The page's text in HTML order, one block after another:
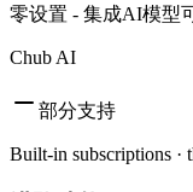
零设置 - 集成AI模型
Chub AI
部分支持
Built-in subscriptions ·